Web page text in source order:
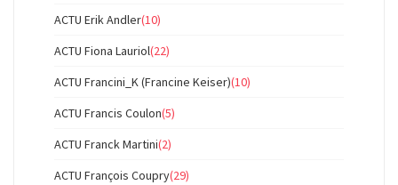
ACTU Erik Andler(10)
ACTU Fiona Lauriol(22)
ACTU Francini_K (Francine Keiser)(10)
ACTU Francis Coulon(5)
ACTU Franck Martini(2)
ACTU François Coupry(29)